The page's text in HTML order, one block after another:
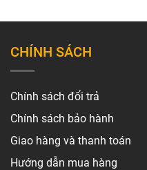
CHÍNH SÁCH
Chính sách đổi trả
Chính sách bảo hành
Giao hàng và thanh toán
Hướng dẫn mua hàng